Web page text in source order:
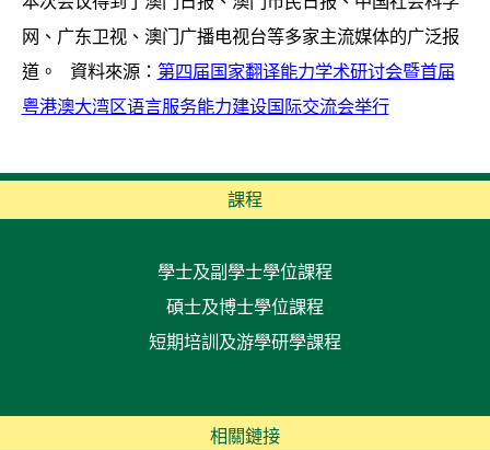
网、广东卫视、澳门广播电视台等多家主流媒体的广泛报
道。 資料來源： 第四届国家翻译能力学术研讨会暨首届
粤港澳大湾区语言服务能力建设国际交流会举行
課程
學士及副學士學位課程
碩士及博士學位課程
短期培訓及游學研學課程
相關鏈接